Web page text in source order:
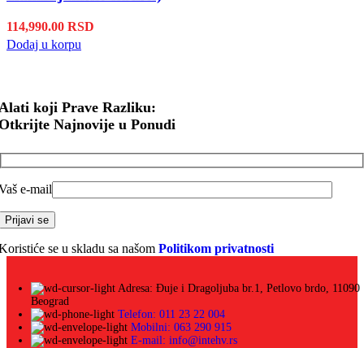
114,990.00 RSD
Dodaj u korpu
koji Prave Razliku:
Najnovije u Ponudi
e-mail
se u skladu sa našom Politikom privatnosti
Adresa: Đuje i Dragoljuba br.1, Petlovo brdo, 11090
Beograd
Telefon: 011 23 22 004
Mobilni: 063 290 915
E-mail: info@intehv.rs